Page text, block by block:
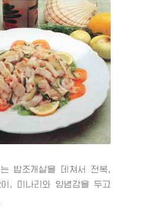
밥조개살을 데쳐서 전복,
, 미나리와 양념감을 두고